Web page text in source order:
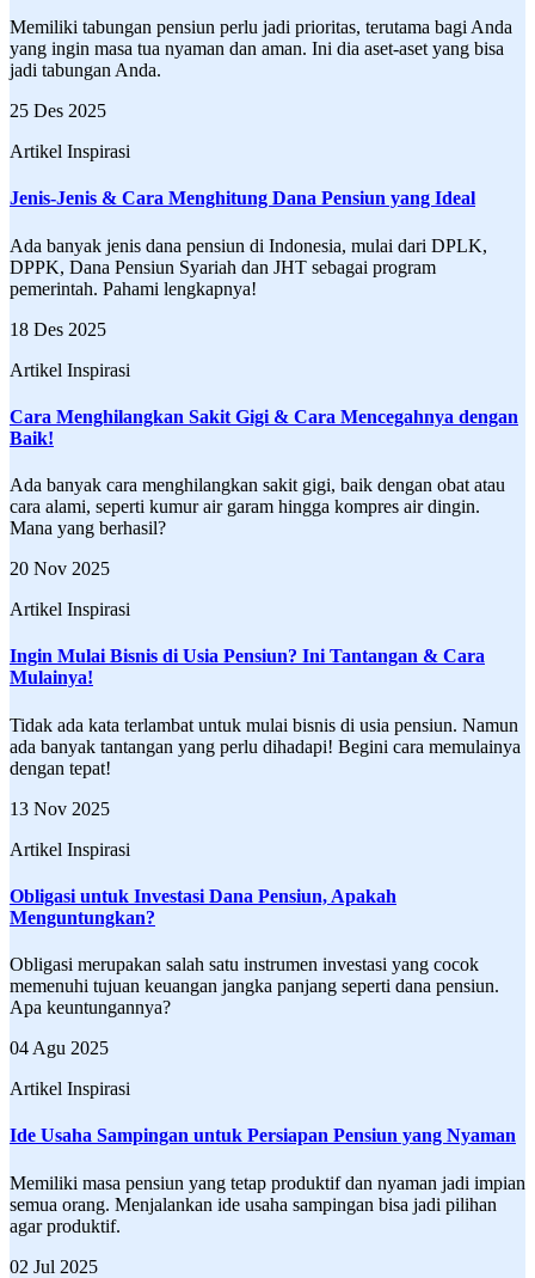
Memiliki tabungan pensiun perlu jadi prioritas, terutama bagi Anda
yang ingin masa tua nyaman dan aman. Ini dia aset-aset yang bisa
jadi tabungan Anda.
25 Des 2025
Artikel Inspirasi
Jenis-Jenis & Cara Menghitung Dana Pensiun yang Ideal
Ada banyak jenis dana pensiun di Indonesia, mulai dari DPLK,
DPPK, Dana Pensiun Syariah dan JHT sebagai program
pemerintah. Pahami lengkapnya!
18 Des 2025
Artikel Inspirasi
Cara Menghilangkan Sakit Gigi & Cara Mencegahnya dengan
Baik!
Ada banyak cara menghilangkan sakit gigi, baik dengan obat atau
cara alami, seperti kumur air garam hingga kompres air dingin.
Mana yang berhasil?
20 Nov 2025
Artikel Inspirasi
Ingin Mulai Bisnis di Usia Pensiun? Ini Tantangan & Cara
Mulainya!
Tidak ada kata terlambat untuk mulai bisnis di usia pensiun. Namun
ada banyak tantangan yang perlu dihadapi! Begini cara memulainya
dengan tepat!
13 Nov 2025
Artikel Inspirasi
Obligasi untuk Investasi Dana Pensiun, Apakah
Menguntungkan?
Obligasi merupakan salah satu instrumen investasi yang cocok
memenuhi tujuan keuangan jangka panjang seperti dana pensiun.
Apa keuntungannya?
04 Agu 2025
Artikel Inspirasi
Ide Usaha Sampingan untuk Persiapan Pensiun yang Nyaman
Memiliki masa pensiun yang tetap produktif dan nyaman jadi impian
semua orang. Menjalankan ide usaha sampingan bisa jadi pilihan
agar produktif.
02 Jul 2025